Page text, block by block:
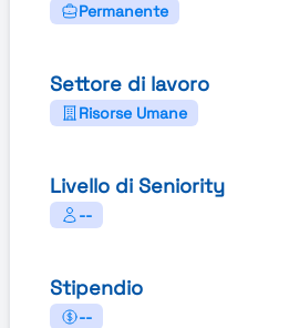
Permanente
Settore di lavoro
Risorse Umane
Livello di Seniority
--
Stipendio
--